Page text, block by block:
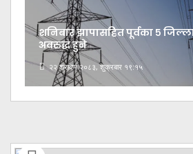
विद्युत्
भारतबाट चार नेपाली
परिवारसँग पुनर्मिलन
२२ श्रावण २०८३, शुक्रबार